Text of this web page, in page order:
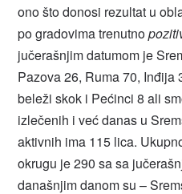
ono što donosi rezultat u
po gradovima trenutno
jučerašnjim datumom je
Pazova 26, Ruma 70, Inđija
beleži skok i Pećinci 8 ali
izlečenih i već danas u
aktivnih ima 115 lica.
okrugu je 290 sa sa
današnjim danom su –